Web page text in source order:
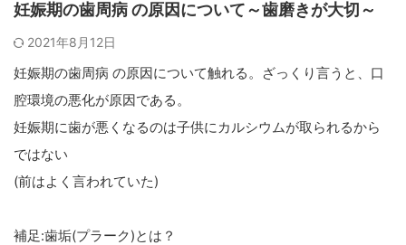
妊娠期の歯周病 の原因について～歯磨きが大切～
2021年8月12日
妊娠期の歯周病 の原因について触れる。ざっくり言うと、口
腔環境の悪化が原因である。
妊娠期に歯が悪くなるのは子供にカルシウムが取られるから
ではない
(前はよく言われていた)
補足:歯垢(プラーク)とは？